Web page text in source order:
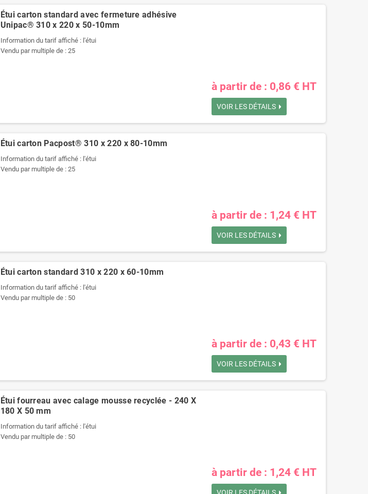
Étui carton standard avec fermeture adhésive
Unipac® 310 x 220 x 50-10mm
Information du tarif affiché : l'étui
Vendu par multiple de : 25
à partir de : 0,86 € HT
VOIR LES DÉTAILS
Étui carton Pacpost® 310 x 220 x 80-10mm
Information du tarif affiché : l'étui
Vendu par multiple de : 25
à partir de : 1,24 € HT
VOIR LES DÉTAILS
Étui carton standard 310 x 220 x 60-10mm
Information du tarif affiché : l'étui
Vendu par multiple de : 50
à partir de : 0,43 € HT
VOIR LES DÉTAILS
Étui fourreau avec calage mousse recyclée - 240 X
180 X 50 mm
Information du tarif affiché : l'étui
Vendu par multiple de : 50
à partir de : 1,24 € HT
VOIR LES DÉTAILS